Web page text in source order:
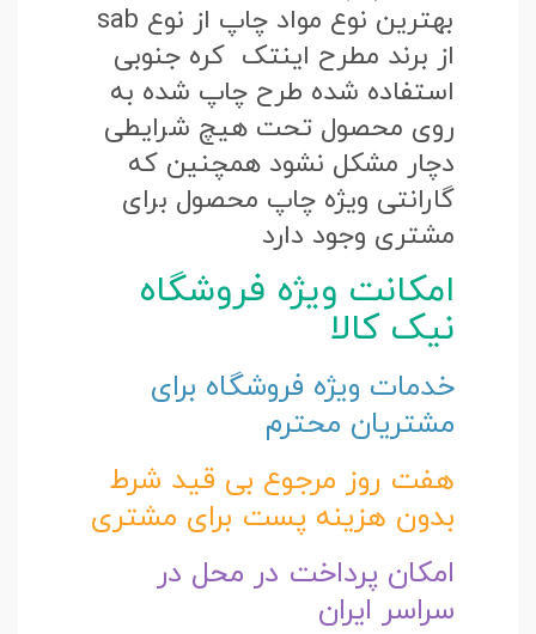
بهترین نوع مواد چاپ از نوع sab
از برند مطرح اینتک کره جنوبی
استفاده شده طرح چاپ شده به
روی محصول تحت هیچ شرایطی
دچار مشکل نشود همچنین که
گارانتی ویژه چاپ محصول برای
مشتری وجود دارد
امکانت ویژه فروشگاه
نیک کالا
خدمات ویژه فروشگاه برای
مشتریان محترم
هفت روز مرجوع بی قید شرط
بدون هزینه پست برای مشتری
امکان پرداخت در محل در
سراسر ایران